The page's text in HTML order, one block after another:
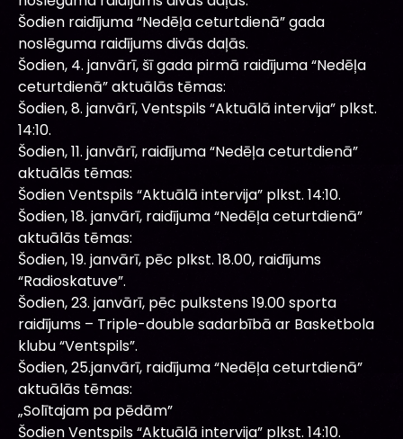
Šodien raidījuma “Nedēļa ceturtdienā” gada
noslēguma raidījums divās daļās.
Šodien, 4. janvārī, šī gada pirmā raidījuma “Nedēļa
ceturtdienā” aktuālās tēmas:
Šodien, 8. janvārī, Ventspils “Aktuālā intervija” plkst.
14:10.
Šodien, 11. janvārī, raidījuma “Nedēļa ceturtdienā”
aktuālās tēmas:
Šodien Ventspils “Aktuālā intervija” plkst. 14:10.
Šodien, 18. janvārī, raidījuma “Nedēļa ceturtdienā”
aktuālās tēmas:
Šodien, 19. janvārī, pēc plkst. 18.00, raidījums
“Radioskatuve”.
Šodien, 23. janvārī, pēc pulkstens 19.00 sporta
raidījums – Triple-double sadarbībā ar Basketbola
klubu “Ventspils”.
Šodien, 25.janvārī, raidījuma “Nedēļa ceturtdienā”
aktuālās tēmas:
„Solītajam pa pēdām”
Šodien Ventspils “Aktuālā intervija” plkst. 14:10.